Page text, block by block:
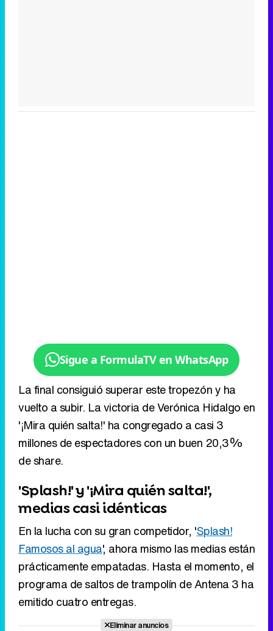
Sigue a FormulaTV en WhatsApp
La final consiguió superar este tropezón y ha
vuelto a subir. La victoria de Verónica Hidalgo en
'¡Mira quién salta!' ha congregado a casi 3
millones de espectadores con un buen 20,3%
de share.
'Splash!' y '¡Mira quién salta!',
medias casi idénticas
En la lucha con su gran competidor, 'Splash!
Famosos al agua', ahora mismo las medias están
prácticamente empatadas. Hasta el momento, el
programa de saltos de trampolín de Antena 3 ha
emitido cuatro entregas.
Eliminar anuncios